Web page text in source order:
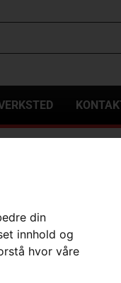
din
innhold og
hvor våre
LINE